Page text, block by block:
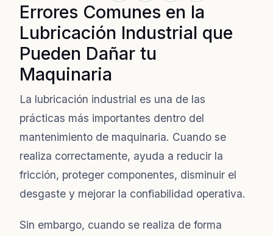
Errores Comunes en la
Lubricación Industrial que
Pueden Dañar tu
Maquinaria
La lubricación industrial es una de las
prácticas más importantes dentro del
mantenimiento de maquinaria. Cuando se
realiza correctamente, ayuda a reducir la
fricción, proteger componentes, disminuir el
desgaste y mejorar la confiabilidad operativa.
Sin embargo, cuando se realiza de forma